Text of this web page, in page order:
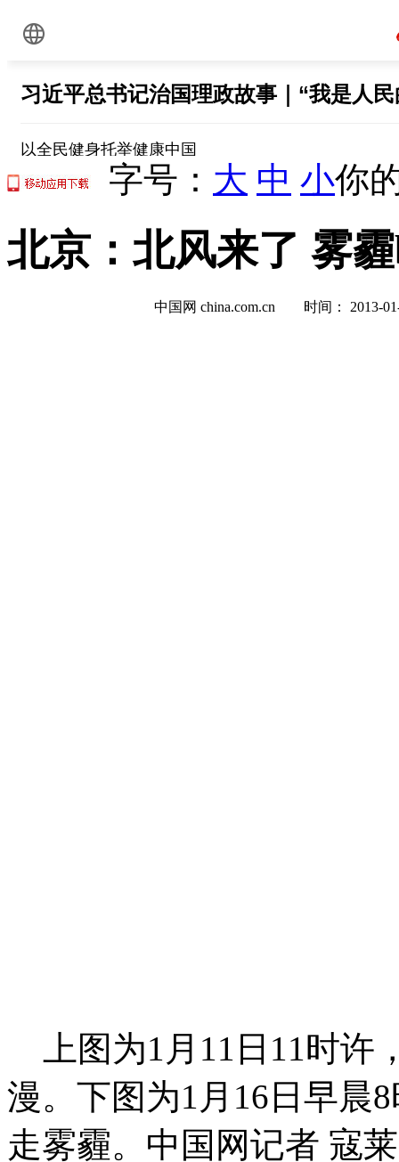
字号： 大 中 小你
北京：北风来了 雾
中国网 china.com.cn 时间：
上图为1月11日11时许
漫。下图为1月16日早晨
走雾霾。中国网记者 寇